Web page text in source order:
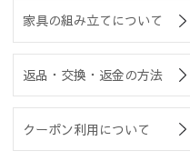
家具の組み立てについて
返品・交換・返金の方法
クーポン利用について